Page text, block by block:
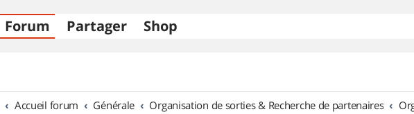
Forum Partager Shop
Accueil forum Générale Organisation de sorties & Recherche de partenaires